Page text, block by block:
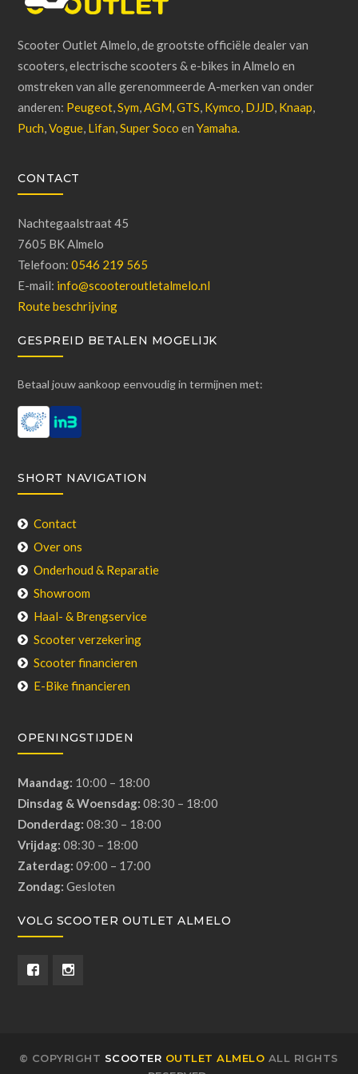
Scooter Outlet Almelo, de grootste officiële dealer van
scooters, electrische scooters & e-bikes in Almelo en
omstreken van alle gerenommeerde A-merken van onder
anderen: Peugeot ,Sym AGM ,GTS Kymco DJJD Knaap
Puch ,Vogue Lifan ,Super Soco enYamaha
CONTACT
Nachtegaalstraat 45
7605 BK Almelo
Telefoon:0546 219 565
E-mail: info@scooteroutletalmelo.nl
Route beschrijving
GESPREID BETALEN MOGELIJK
Betaal jouw aankoop eenvoudig in termijnen met:
SHORT NAVIGATION
Contact
Over ons
Onderhoud & Reparatie
Showroom
Haal- & Brengservice
Scooter verzekering
Scooter financieren
E-Bike financieren
OPENINGSTIJDEN
Maandag: 10:00 – 18:00
Dinsdag & Woensdag: 08:30 – 18:00
Donderdag: 08:30 – 18:00
Vrijdag: 08:30 – 18:00
Zaterdag: 09:00 – 17:00
Zondag: Gesloten
VOLG SCOOTER OUTLET ALMELO
© COPYRIGHT SCOOTER OUTLET ALMELO ALL RIGHTS